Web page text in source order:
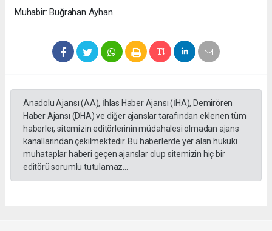
Muhabir: Buğrahan Ayhan
Anadolu Ajansı (AA), İhlas Haber Ajansı (İHA), Demirören
Haber Ajansı (DHA) ve diğer ajanslar tarafından eklenen tüm
haberler, sitemizin editörlerinin müdahalesi olmadan ajans
kanallarından çekilmektedir. Bu haberlerde yer alan hukuki
muhataplar haberi geçen ajanslar olup sitemizin hiç bir
editörü sorumlu tutulamaz...